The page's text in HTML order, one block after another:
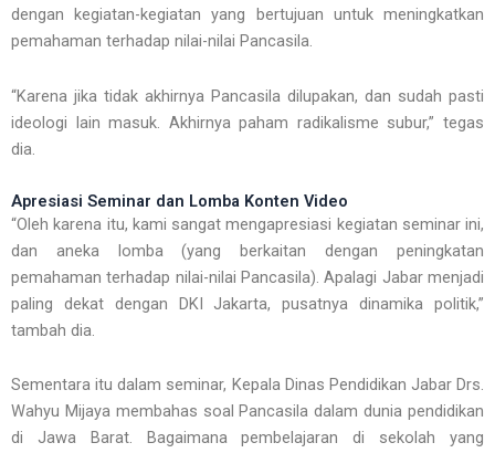
dengan kegiatan-kegiatan yang bertujuan untuk meningkatkan
pemahaman terhadap nilai-nilai Pancasila.
“Karena jika tidak akhirnya Pancasila dilupakan, dan sudah pasti
ideologi lain masuk. Akhirnya paham radikalisme subur,” tegas
dia.
Apresiasi Seminar dan Lomba Konten Video
“Oleh karena itu, kami sangat mengapresiasi kegiatan seminar ini,
dan aneka lomba (yang berkaitan dengan peningkatan
pemahaman terhadap nilai-nilai Pancasila). Apalagi Jabar menjadi
paling dekat dengan DKI Jakarta, pusatnya dinamika politik,”
tambah dia.
Sementara itu dalam seminar, Kepala Dinas Pendidikan Jabar Drs.
Wahyu Mijaya membahas soal Pancasila dalam dunia pendidikan
di Jawa Barat. Bagaimana pembelajaran di sekolah yang